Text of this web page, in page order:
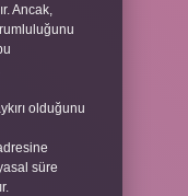
Ancak,
olduğunu
süre